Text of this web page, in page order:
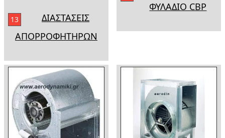
13
ΔΙΑΣΤΑΣΕΙΣ
ΑΠΟΡΡΟΦΗΤΗΡΩΝ
ΦΥΛΑΔΙΟ CBP